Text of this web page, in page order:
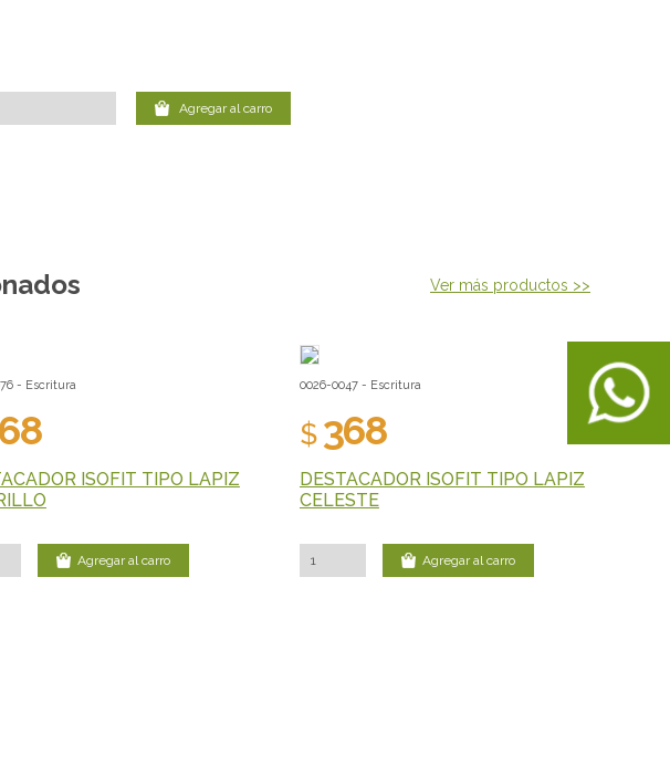
Agregar al carro
- Escritura
ISOFIT TIPO LAPIZ
Agregar al carro
0026-0047 - Escritura
$368
DESTACADOR ISOFIT TIPO LAPIZ
CELESTE
Agregar al carro
Ver más productos >>